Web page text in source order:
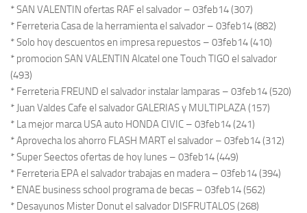
* SAN VALENTIN ofertas RAF el salvador – 03feb14 (307)
* Ferreteria Casa de la herramienta el salvador – 03feb14 (882)
* Solo hoy descuentos en impresa repuestos – 03feb14 (410)
* promocion SAN VALENTIN Alcatel one Touch TIGO el salvador
(493)
* Ferreteria FREUND el salvador instalar lamparas – 03feb14 (520)
* Juan Valdes Cafe el salvador GALERIAS y MULTIPLAZA (157)
* La mejor marca USA auto HONDA CIVIC – 03feb14 (241)
* Aprovecha los ahorro FLASH MART el salvador – 03feb14 (312)
* Super Seectos ofertas de hoy lunes – 03feb14 (449)
* Ferreteria EPA el salvador trabajas en madera – 03feb14 (394)
* ENAE business school programa de becas – 03feb14 (562)
* Desayunos Mister Donut el salvador DISFRUTALOS (268)